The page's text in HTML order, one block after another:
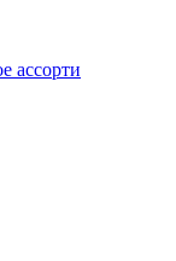
ассорти